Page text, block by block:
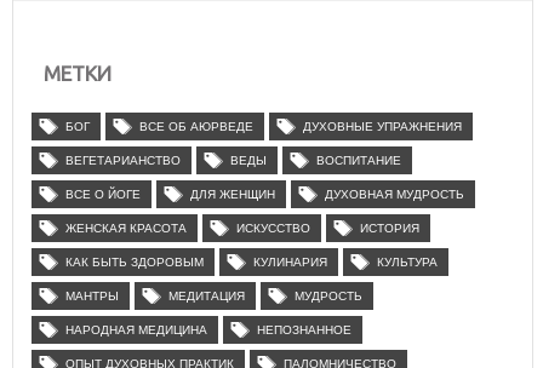
МЕТКИ
БОГ ВСЕ ОБ АЮРВЕДЕ ДУХОВНЫЕ УПРАЖНЕНИЯ
ВЕГЕТАРИАНСТВО ВЕДЫ ВОСПИТАНИЕ
ВСЕ О ЙОГЕ ДЛЯ ЖЕНЩИН ДУХОВНАЯ МУДРОСТЬ
ЖЕНСКАЯ КРАСОТА ИСКУССТВО ИСТОРИЯ
КАК БЫТЬ ЗДОРОВЫМ КУЛИНАРИЯ КУЛЬТУРА
МАНТРЫ МЕДИТАЦИЯ МУДРОСТЬ
НАРОДНАЯ МЕДИЦИНА НЕПОЗНАННОЕ
ОПЫТ ДУХОВНЫХ ПРАКТИК ПАЛОМНИЧЕСТВО